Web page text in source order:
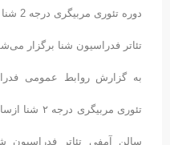
تئاتر فدراسیون شنا برگزار
به گزارش روابط عمومی
سالن آمفی تئاتر فدراسیون